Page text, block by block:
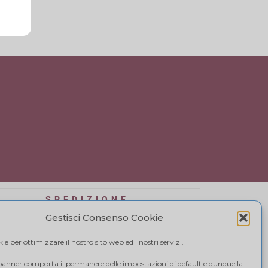
Gestisci Consenso Cookie
per ottimizzare il nostro sito web ed i nostri servizi.
comporta il permanere delle impostazioni di default e dunque la
SPEDIZIONE
carrello.